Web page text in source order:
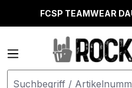
springenFCSP TEAMWEAR